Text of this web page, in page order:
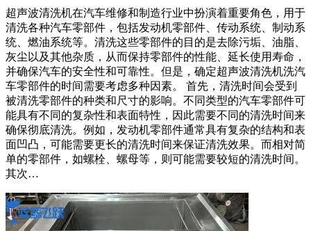
超声波清洗机在汽车维修和制造行业中扮演着重要角色，用于
清洗各种汽车零部件，包括发动机零部件、传动系统、制动系
统、燃油系统等。清洗这些零部件的目的是去除污垢、油脂、
灰尘以及其他杂质，从而保持零部件的性能、延长使用寿命，
并确保汽车的安全性和可靠性。但是，确定超声波清洗机洗汽
车零部件的时间需要考虑多种因素。 首先，清洗时间会受到
被清洗零部件的种类和尺寸的影响。不同类型的汽车零部件可
能具有不同的复杂性和表面特性，因此需要不同的清洗时间来
确保彻底清洗。例如，发动机零部件通常具有复杂的结构和表
面凹凸，可能需要更长的清洗时间来保证清洗效果。而相对简
单的零部件，如螺栓、螺母等，则可能需要较短的清洗时间。
其次…